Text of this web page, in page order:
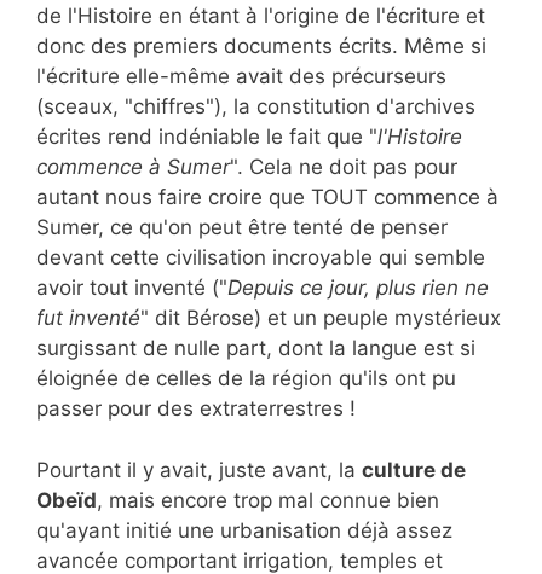
de l'Histoire en étant à l'origine de l'écriture et
donc des premiers documents écrits. Même si
l'écriture elle-même avait des précurseurs
(sceaux, "chiffres"), la constitution d'archives
écrites rend indéniable le fait que "l'Histoire
commence à Sumer". Cela ne doit pas pour
autant nous faire croire que TOUT commence à
Sumer, ce qu'on peut être tenté de penser
devant cette civilisation incroyable qui semble
avoir tout inventé ("Depuis ce jour, plus rien ne
fut inventé" dit Bérose) et un peuple mystérieux
surgissant de nulle part, dont la langue est si
éloignée de celles de la région qu'ils ont pu
passer pour des extraterrestres !
Pourtant il y avait, juste avant, la culture de
Obeïd, mais encore trop mal connue bien
qu'ayant initié une urbanisation déjà assez
avancée comportant irrigation, temples et